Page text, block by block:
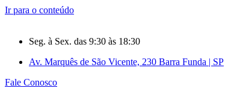
Ir para o conteúdo
Seg. à Sex. das 9:30 às 18:30
Av. Marquês de São Vicente, 230 Barra Funda | SP
Fale Conosco